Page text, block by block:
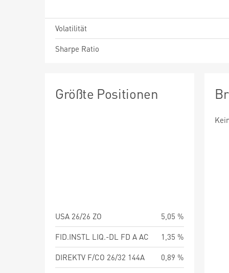
Volatilität
Sharpe Ratio
Größte Positionen
USA 26/26 ZO
5,05 %
FID.INSTL LIQ.-DL FD A AC
1,35 %
DIREKTV F/CO 26/32 144A
0,89 %